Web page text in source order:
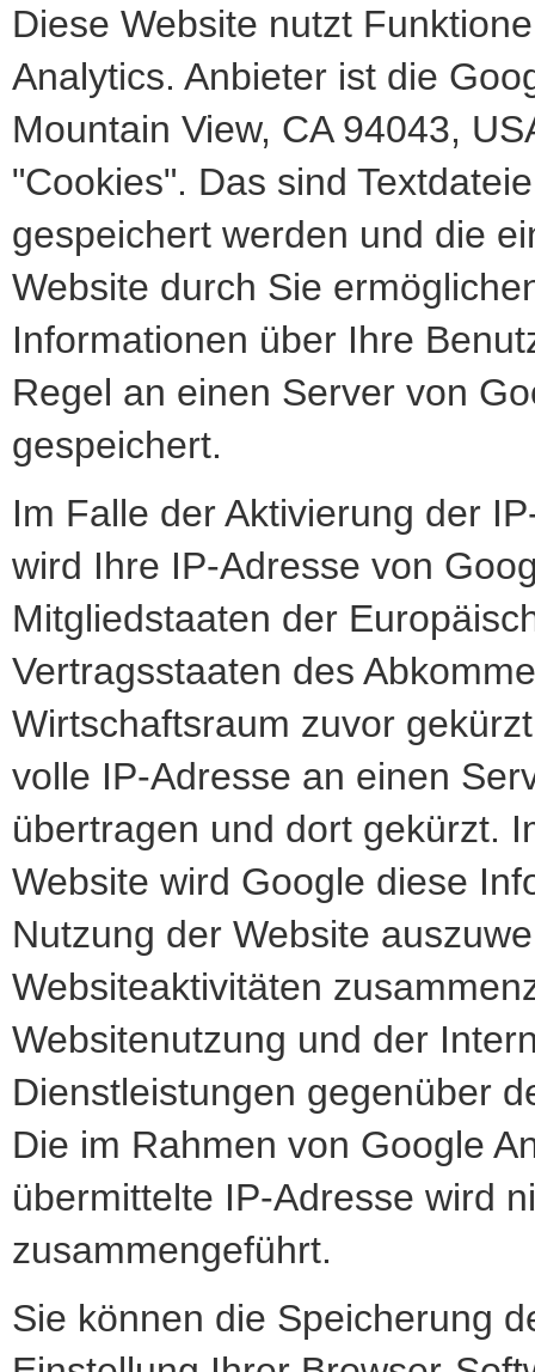
Diese Website nutzt
Analytics. Anbieter ist die
Mountain View, CA 94043,
"Cookies". Das sind
gespeichert werden und die
Website durch Sie
Informationen über Ihre
Regel an einen Server von
gespeichert.
Im Falle der Aktivierung der
wird Ihre IP-Adresse von
Mitgliedstaaten der
Vertragsstaaten des
Wirtschaftsraum zuvor
volle IP-Adresse an einen
übertragen und dort gekürzt.
Website wird Google diese
Nutzung der Website
Websiteaktivitäten
Websitenutzung und der
Dienstleistungen gegenüber
Die im Rahmen von Google
übermittelte IP-Adresse wird
zusammengeführt.
Sie können die Speicherung